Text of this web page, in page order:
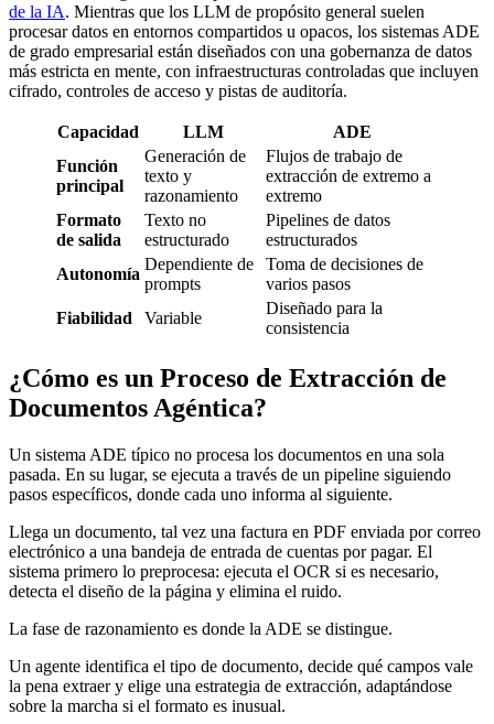
de la IA. Mientras que los LLM de propósito general suelen
procesar datos en entornos compartidos u opacos, los sistemas ADE
de grado empresarial están diseñados con una gobernanza de datos
más estricta en mente, con infraestructuras controladas que incluyen
cifrado, controles de acceso y pistas de auditoría.
Capacidad LLM
ADE
Función
principal
Generación de
texto y
razonamiento
Flujos de trabajo de
extracción de extremo a
extremo
Formato
de salida
Texto no
estructurado
Pipelines de datos
estructurados
Autonomía
Dependiente de
prompts
Toma de decisiones de
varios pasos
Fiabilidad
Variable
Diseñado para la
consistencia
¿Cómo es un Proceso de Extracción de
Documentos Agéntica?
Un sistema ADE típico no procesa los documentos en una sola
pasada. En su lugar, se ejecuta a través de un pipeline siguiendo
pasos específicos, donde cada uno informa al siguiente.
Llega un documento, tal vez una factura en PDF enviada por correo
electrónico a una bandeja de entrada de cuentas por pagar. El
sistema primero lo preprocesa: ejecuta el OCR si es necesario,
detecta el diseño de la página y elimina el ruido.
La fase de razonamiento es donde la ADE se distingue.
Un agente identifica el tipo de documento, decide qué campos vale
la pena extraer y elige una estrategia de extracción, adaptándose
sobre la marcha si el formato es inusual.